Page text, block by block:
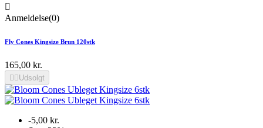

Anmeldelse(0)
Fly Cones Kingsize Brun 120stk
165,00 kr.
  Udsolgt
-5,00 kr.